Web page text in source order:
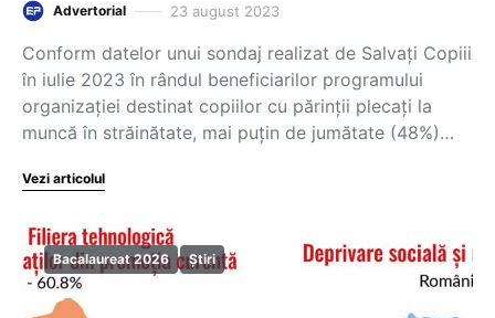
Advertorial 23 august 2023
Conform datelor unui sondaj realizat de Salvați Copiii
în iulie 2023 în rândul beneficiarilor programului
organizaţiei destinat copiilor cu părinții plecați la
muncă în străinătate, mai puțin de jumătate (48%)…
Vezi articolul
Bacalaureat 2026 Știri